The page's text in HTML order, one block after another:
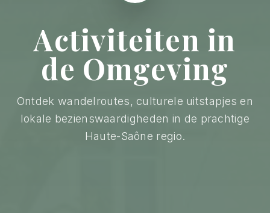
Activiteiten in
de Omgeving
Ontdek wandelroutes, culturele uitstapjes en
lokale bezienswaardigheden in de prachtige
Haute-Saône regio.